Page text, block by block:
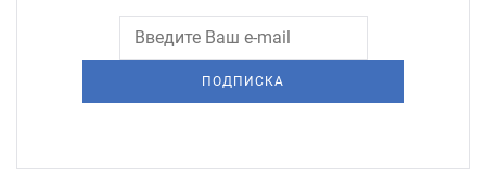
ПОДПИСКА